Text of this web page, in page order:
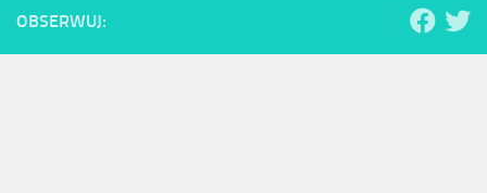
OBSERWUJ: